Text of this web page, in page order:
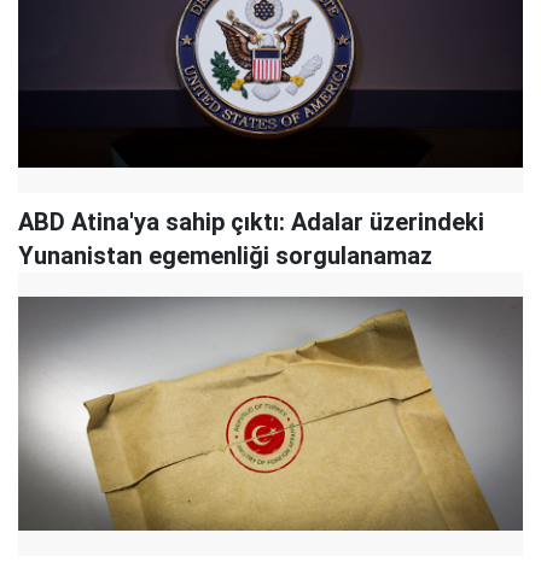
ABD Atina'ya sahip çıktı: Adalar üzerindeki
Yunanistan egemenliği sorgulanamaz